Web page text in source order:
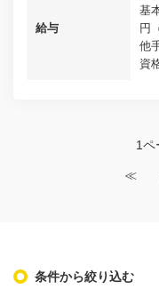
給与
基
円
他
資
1ペ
≪
条件から絞り込む